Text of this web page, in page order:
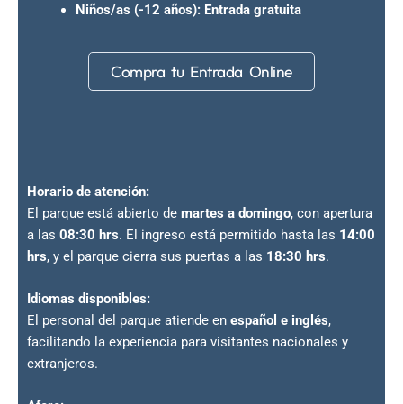
Niños/as (-12 años): Entrada gratuita
Compra tu Entrada Online
Horario de atención:
El parque está abierto de martes a domingo, con apertura
a las 08:30 hrs. El ingreso está permitido hasta las 14:00
hrs, y el parque cierra sus puertas a las 18:30 hrs.
Idiomas disponibles:
El personal del parque atiende en español e inglés,
facilitando la experiencia para visitantes nacionales y
extranjeros.